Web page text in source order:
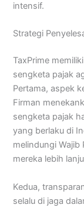
intensif.
Strategi
TaxPrime
sengketa pajak
Pertama, aspek
Firman
sengketa pajak
yang berlaku di
melindungi Wajib
mereka lebih
Kedua,
selalu di jaga